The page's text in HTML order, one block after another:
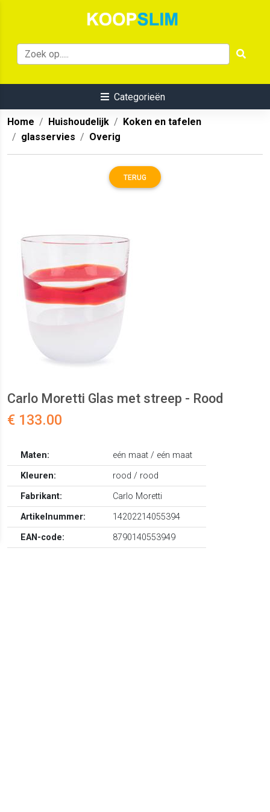
Categorieën
Home Huishoudelijk
Koken en tafelen
glasservies
Overig
TERUG
Carlo Moretti Glas met streep - Rood
€ 133.00
Maten:
eén maat / eén maat
Kleuren:
rood / rood
Fabrikant:
Carlo Moretti
Artikelnummer:
14202214055394
EAN-code:
8790140553949